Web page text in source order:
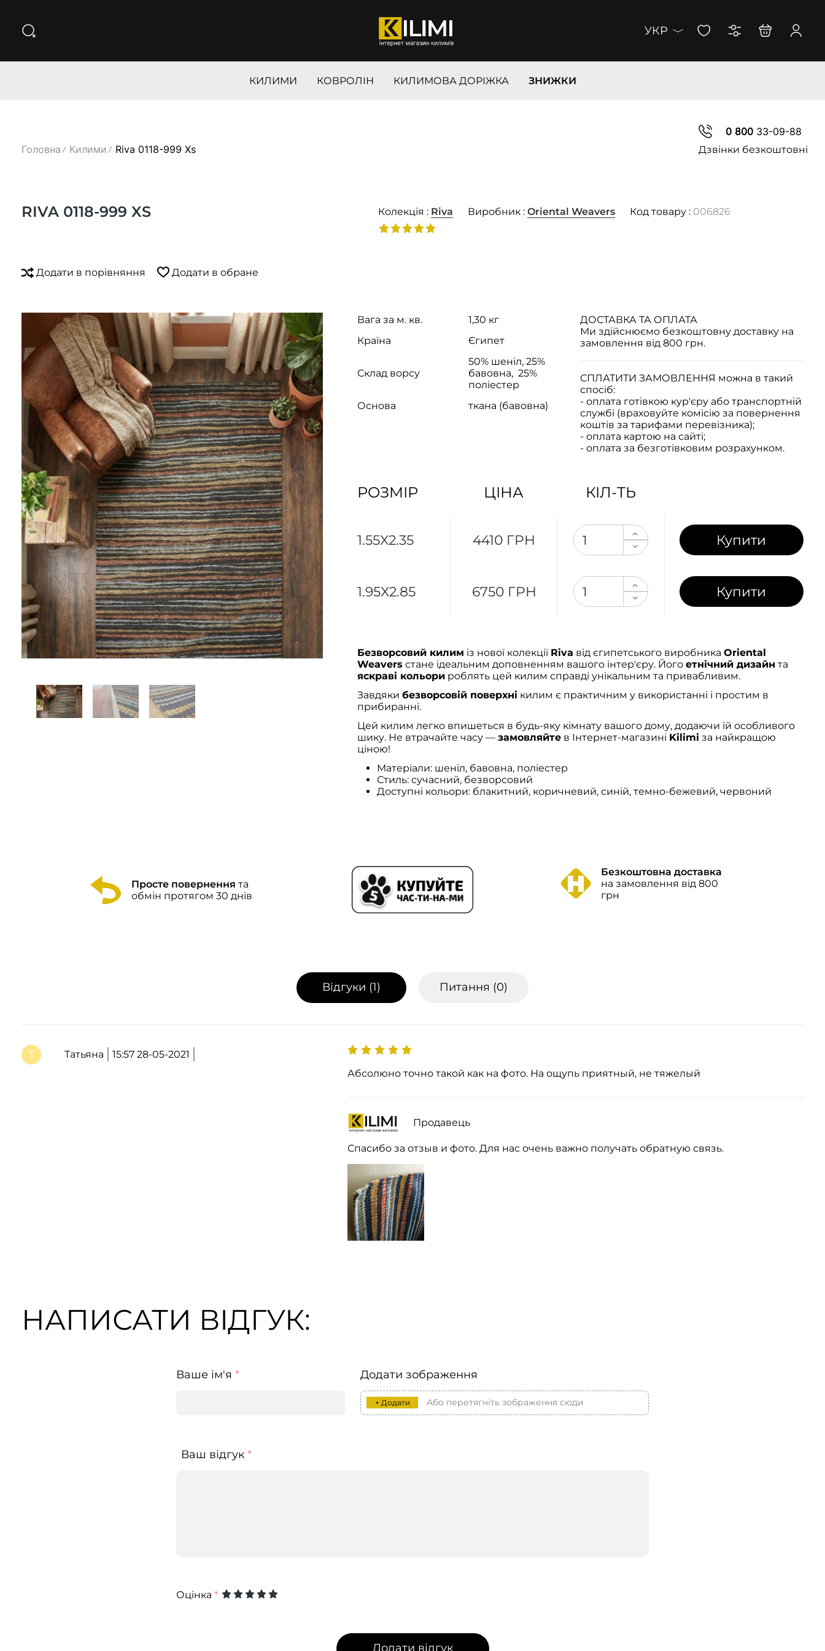
УКР
КИЛИМИ КОВРОЛІН КИЛИМОВА ДОРІЖКА ЗНИЖКИ
Головна Килими Riva 0118-999 Xs
0 80033-09-88
Дзвінки безкоштовні
RIVA 0118-999 XS Колекція : Riva Виробник :Oriental Weavers Код товару : 006826
Додати в порівняння Додати в обране
Вага за м. кв.
1,30 кг
Країна
Єгипет
Склад ворсу
50% шеніл, 25%
бавовна, 25%
поліестер
Основа
ткана (бавовна)
ДОСТАВКА ТА ОПЛАТА
Ми здійснюємо безкоштовну доставку на
замовлення від 800 грн.
СПЛАТИТИ ЗАМОВЛЕННЯ можна в такий
спосіб:
- оплата готівкою кур'єру або транспортній
службі (враховуйте комісію за повернення
коштів за тарифами перевізника);
- оплата картою на сайті;
- оплата за безготівковим розрахунком.
РОЗМІР ЦІНА КІЛ-ТЬ
1.55X2.35 4410 ГРН Купити
1.95X2.85 6750 ГРН Купити
Безворсовий килим із нової колекції Riva від єгипетського виробника Oriental
Weavers стане ідеальним доповненням вашого інтер'єру. Його етнічний дизайн та
яскраві кольорироблять цей килим справді унікальним та привабливим.
Завдяки безворсовій поверхні килим є практичним у використанні і простим в
прибиранні.
Цей килим легко впишеться в будь-яку кімнату вашого дому, додаючи їй особливого
шику. Не втрачайте часу — замовляйтев Інтернет-магазині Kilimi за найкращою
ціною!
Матеріали: шеніл, бавовна, поліестер
Стиль: сучасний, безворсовий
Доступні кольори: блакитний, коричневий, синій, темно-бежевий, червоний
Просте повернення та
обмін протягом 30 днів
Безкоштовна доставка
на замовлення від 800
грн
Відгуки (1) Питання (0)
Татьяна
15:57 28-05-2021
Абсолюно точно такой как на фото. На ощупь приятный, не тяжелый
Продавець
Спасибо за отзыв и фото. Для нас очень важно получать обратную связь.
НАПИСАТИ ВІДГУК:
Ваше ім'я * Додати зображення
+ Додати Або перетягніть зображення сюди
Ваш відгук *
Оцінка *
Додати відгук